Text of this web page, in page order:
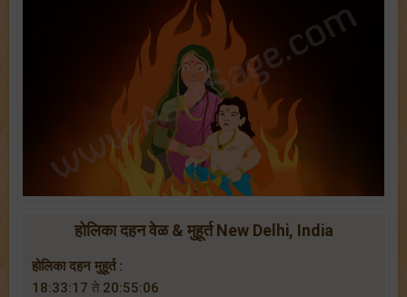
होलिका दहन वेळ & मुहूर्त New Delhi, India
होलिका दहन मुहूर्त :
18:33:17 ते 20:55:06